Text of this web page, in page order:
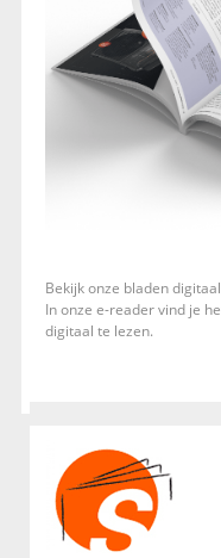
Bekijk onze bladen
In onze e-reader vind je
digitaal te lezen.